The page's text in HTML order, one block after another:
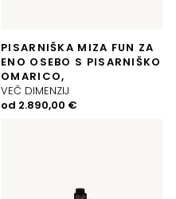
PISARNIŠKA MIZA FUN ZA
ENO OSEBO S PISARNIŠKO
OMARICO,
VEČ DIMENZIJ
od 2.890,00 €